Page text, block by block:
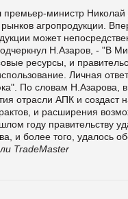
министр Николай
рынков агропродукции.
может
Н.Азаров, - "В
ресурсы, и
Личная
По словам Н.Азарова, в
отрасли АПК и создаст
и расширения
году правительству
и более того, удалось
TradeMaster